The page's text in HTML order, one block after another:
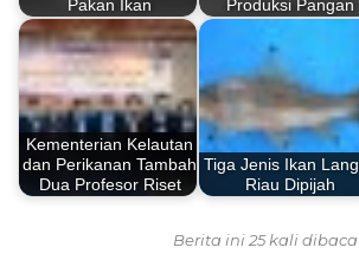
Pakan Ikan Produksi Pangan
Kementerian Kelautan
dan Perikanan Tambah
Dua Profesor Riset
Tiga Jenis Ikan
Riau Dipijah
Berita ini 25 kali dibaca